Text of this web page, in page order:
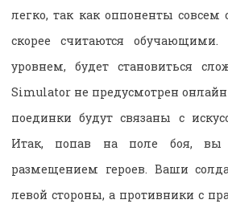
легко, так как оппоненты
скорее считаются
уровнем, будет становиться
Simulator не предусмотрен
поединки будут связаны с
Итак, попав на поле боя, вы
размещением героев. Ваши
левой стороны, а противники с